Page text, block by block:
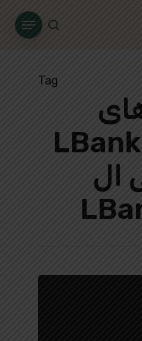
Menu
Tag
معرفی LBank
ال